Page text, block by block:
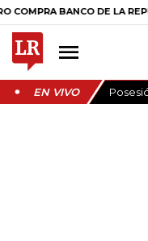
BANCO DE LA REPÚBLICA
EN VIVO